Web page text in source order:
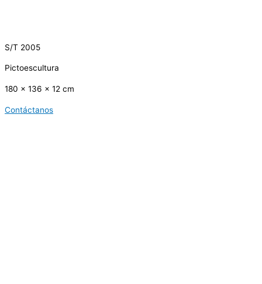
S/T 2005
Pictoescultura
180 x 136 x 12 cm
Contáctanos